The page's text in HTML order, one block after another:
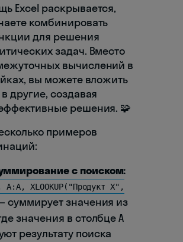
Excel раскрывается,
комбинировать
для решения
задач. Вместо
вычислений в
вы можете вложить
другие, создавая
решения. 🧩
примеров
с поиском:
A:A, XLOOKUP("Продукт X",
значения из
значения в столбце A
результату поиска